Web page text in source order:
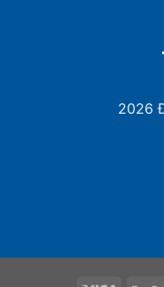
2026